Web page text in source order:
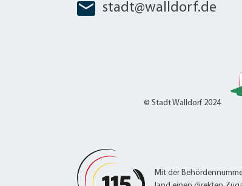
stadt@walldorf.de
© Stadt Walldorf 2024
Mit der